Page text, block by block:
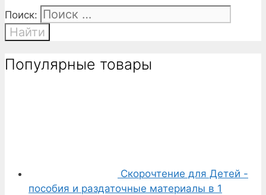
Поиск:
Популярные товары
Скорочтение для Детей -
пособия и раздаточные материалы в 1